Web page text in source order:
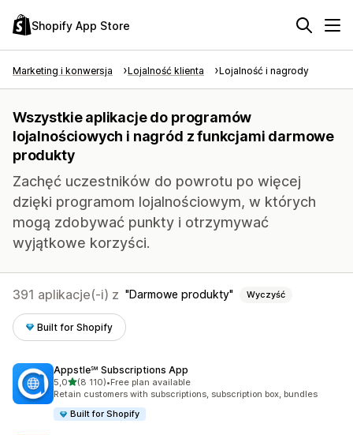
Shopify App Store
Marketing i konwersja Lojalność klienta Lojalność i nagrody
Wszystkie aplikacje do programów
lojalnościowych i nagród z funkcjami darmowe
produkty
Zachęć uczestników do powrotu po więcej
dzięki programom lojalnościowym, w których
mogą zdobywać punkty i otrzymywać
wyjątkowe korzyści.
391 aplikacje(-i) z Darmowe produkty Wyczyść
Built for Shopify
Appstle℠ Subscriptions App
5,0na 5 gwiazdek
(8 110)
Łączna liczba recenzji: 8110
•Free plan available
Retain customers with subscriptions, subscription box, bundles
Built for Shopify